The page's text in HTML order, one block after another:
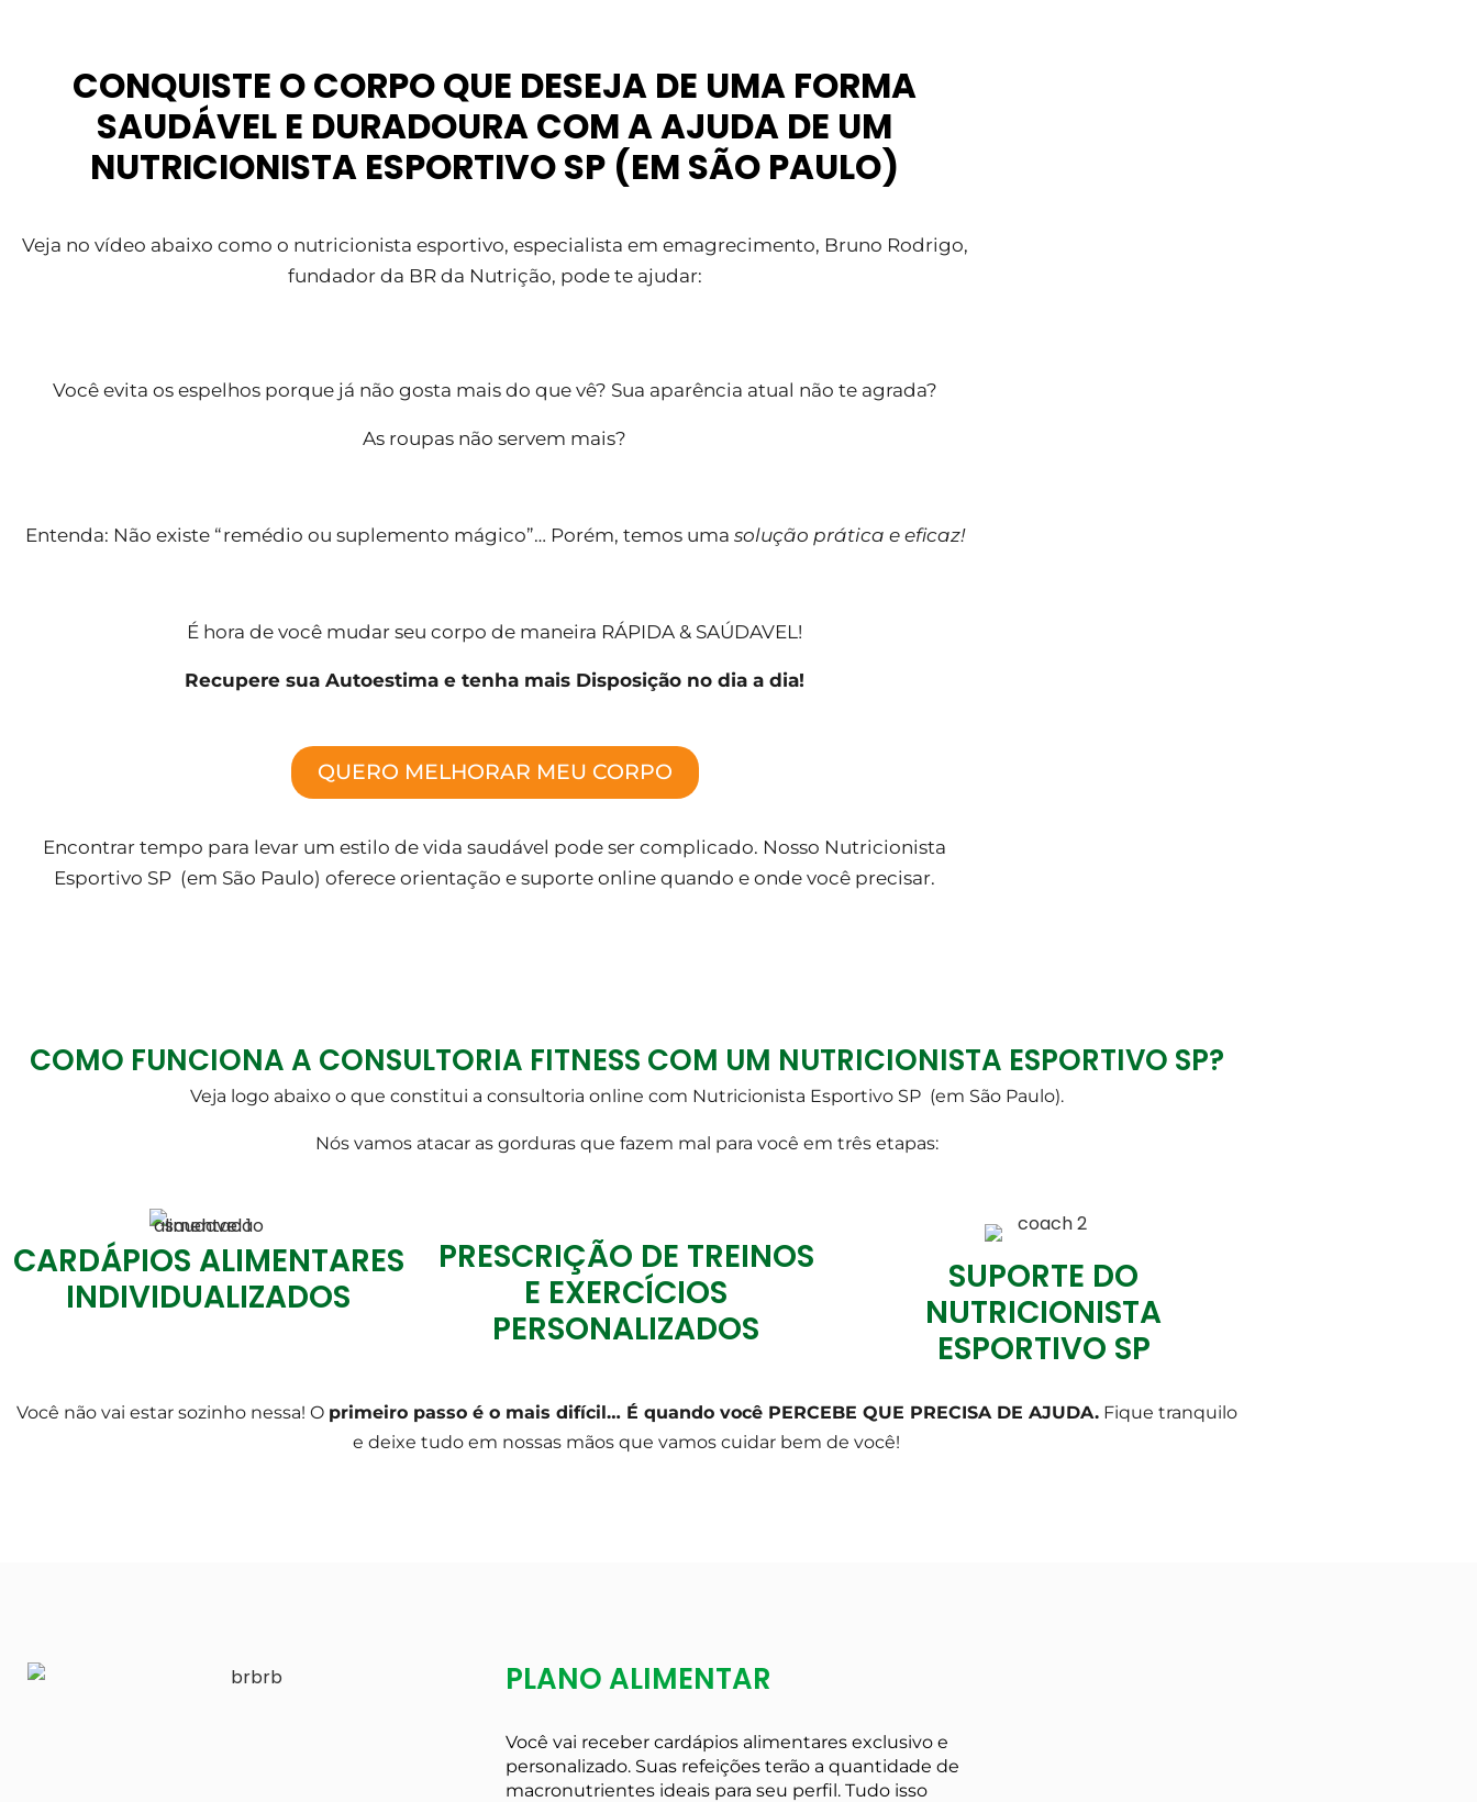
CONQUISTE OCORPO QUE DESEJA DE UMA FORMA
SAUDÁVEL E DURADOURA COM A AJUDA DE UM
NUTRICIONISTA ESPORTIVO SP (EM SÃO PAULO)
Veja no vídeo abaixo como o nutricionista esportivo, especialista em emagrecimento, Bruno Rodrigo,
fundador da BR da Nutrição, pode te ajudar:
Você evita os espelhos porque já não gosta mais do que vê? Sua aparência atual não te agrada?
As roupas não servem mais?
Entenda: Não existe “remédio ou suplemento mágico”… Porém, temos uma solução prática e eficaz!
É hora de você mudar seu corpo de maneira RÁPIDA & SAÚDAVEL!
Recupere sua Autoestima e tenha mais Disposição no dia a dia!
QUERO MELHORAR MEU CORPO
Encontrar tempo para levar um estilo de vida saudável pode ser complicado. Nosso Nutricionista
Esportivo SP (em São Paulo) oferece orientação e suporte online quando e onde você precisar.
COMO FUNCIONA A CONSULTORIA FITNESS COM UM NUTRICIONISTA ESPORTIVO SP?
Veja logo abaixo o que constitui a consultoria online com Nutricionista Esportivo SP (em São Paulo).
Nós vamos atacar as gorduras que fazem mal para você em três etapas:
CARDÁPIOS ALIMENTARES
INDIVIDUALIZADOS
PRESCRIÇÃO DE TREINOS
E EXERCÍCIOS
PERSONALIZADOS
SUPORTE DO
NUTRICIONISTA
ESPORTIVO SP
Você não vai estar sozinho nessa! O primeiro passo é o mais difícil… É quando você PERCEBE QUE PRECISA DE AJUDA.Fique tranquilo
e deixe tudo em nossas mãos que vamos cuidar bem de você!
PLANO ALIMENTAR
Você vai receber cardápios alimentares exclusivo e
personalizado. Suas refeições terão a quantidade de
macronutrientes ideais para seu perfil. Tudo isso